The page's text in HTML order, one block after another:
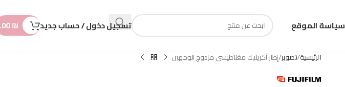
سياسة الموقع تسجيل دخول / حساب جديد ₪
الرئيسية تصوير إطار أكريليك مغناطيسي مزدوج الوجهين